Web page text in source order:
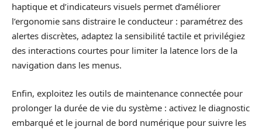
haptique et d’indicateurs visuels permet d’améliorer
l’ergonomie sans distraire le conducteur : paramétrez des
alertes discrètes, adaptez la sensibilité tactile et privilégiez
des interactions courtes pour limiter la latence lors de la
navigation dans les menus.
Enfin, exploitez les outils de maintenance connectée pour
prolonger la durée de vie du système : activez le diagnostic
embarqué et le journal de bord numérique pour suivre les